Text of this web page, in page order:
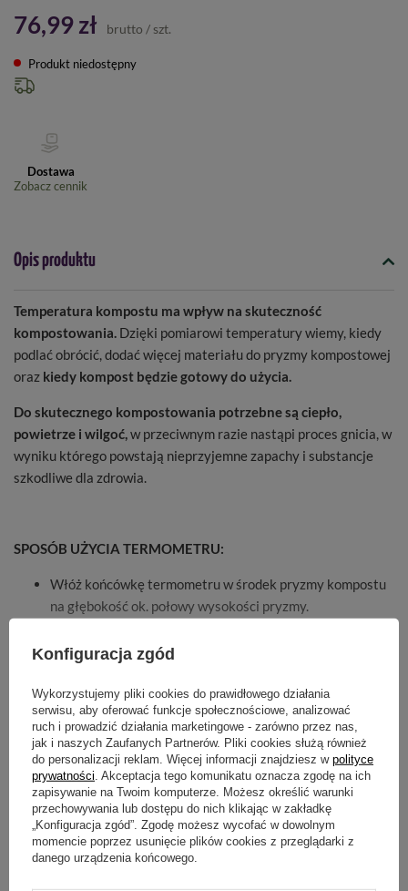
76,99 zł brutto / szt.
Produkt niedostępny
Dostawa
Zobacz cennik
Opis produktu
Temperatura kompostu ma wpływ na skuteczność
kompostowania. Dzięki pomiarowi temperatury wiemy, kiedy
podlać obrócić, dodać więcej materiału do pryzmy kompostowej
oraz kiedy kompost będzie gotowy do użycia.
Do skutecznego kompostowania potrzebne są ciepło,
powietrze i wilgoć,w przeciwnym razie nastąpi proces gnicia, w
wyniku którego powstają nieprzyjemne zapachy i substancje
szkodliwe dla zdrowia.
SPOSÓB UŻYCIA TERMOMETRU:
Włóż końcówkę termometru w środek pryzmy kompostu
na głębokość ok. połowy wysokości pryzmy.
Zaleca się wykonanie dodatkowych pomiarów w różnych
zrównoważyć temperaturę rozkładu kompostowanego
materiału.
Mierz temperaturę regularnie w fazie IDEALNIE, nie
rzadziej niż co 3-4 dni.
ZALECANE TEMPERATURY KOMPOSTOWANIA:
25 do 40*C - CIEPŁO
POKAŻ WIĘCEJ
Cechy produktu
Symbol
Pytania klientów
Konfiguracja zgód
Wykorzystujemy pliki cookies do prawidłowego działania
serwisu, aby oferować funkcje społecznościowe, analizować
ruch i prowadzić działania marketingowe - zarówno przez nas,
jak i naszych Zaufanych Partnerów. Pliki cookies służą również
do personalizacji reklam. Więcej informacji znajdziesz w polityce
prywatności . Akceptacja tego komunikatu oznacza zgodę na ich
zapisywanie na Twoim komputerze. Możesz określić warunki
przechowywania lub dostępu do nich klikając w zakładkę
„Konfiguracja zgód”. Zgodę możesz wycofać w dowolnym
momencie poprzez usunięcie plików cookies z przeglądarki z
danego urządzenia końcowego.